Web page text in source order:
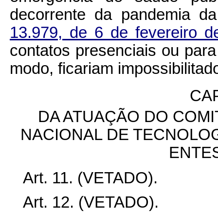
decorrente da pandemia
13.979, de 6 de fevereiro
contatos presenciais ou
modo, ficariam
DA ATUAÇÃO DO
NACIONAL DE
Art. 11. (VETADO).
Art. 12. (VETADO).